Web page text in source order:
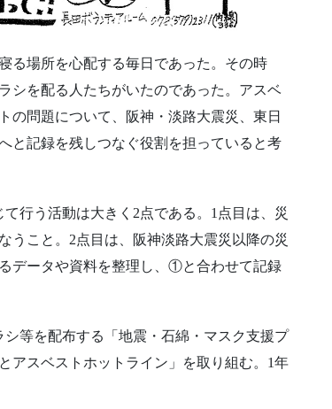
る場所を心配する毎日であった。その時
シを配る人たちがいたのであった。アスベ
の問題について、阪神・淡路大震災、東日
と記録を残しつなぐ役割を担っていると考
行う活動は大きく2点である。1点目は、災
うこと。2点目は、阪神淡路大震災以降の災
データや資料を整理し、①と合わせて記録
等を配布する「地震・石綿・マスク支援プ
アスベストホットライン」を取り組む。1年